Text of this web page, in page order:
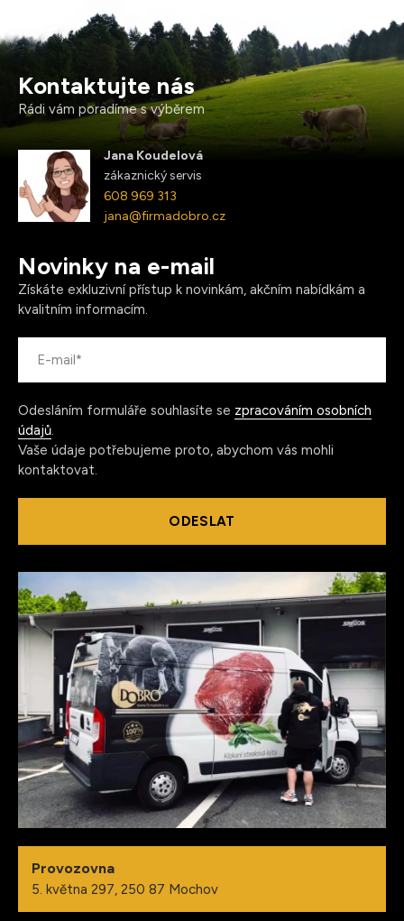
Kontaktujte nás
Rádi vám poradíme s výběrem
Jana Koudelová
zákaznický servis
608 969 313
jana@firmadobro.cz
Novinky na e-mail
Získáte exkluzivní přístup k novinkám, akčním nabídkám a
kvalitním informacím.
Odesláním formuláře souhlasíte se zpracováním osobních
údajů.
Vaše údaje potřebujeme proto, abychom vás mohli
kontaktovat.
ODESLAT
Provozovna
5. května 297, 250 87 Mochov